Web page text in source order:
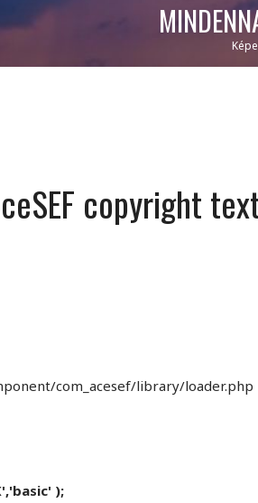
copyright
com_acesef/library/loader.php
);